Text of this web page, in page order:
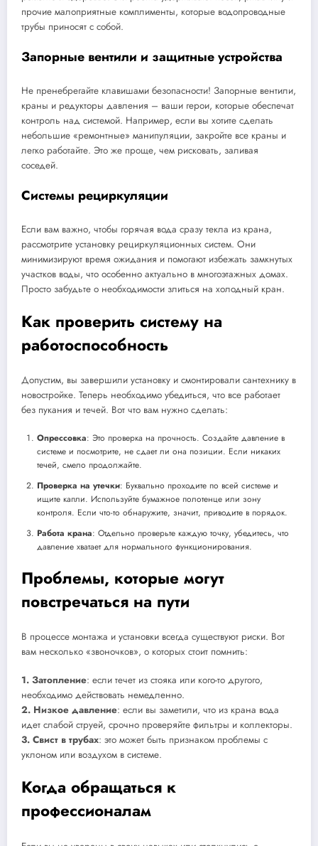
прочие малоприятные комплименты, которые водопроводные
трубы приносят с собой.
Запорные вентили и защитные устройства
Не пренебрегайте клавишами безопасности! Запорные вентили,
краны и редукторы давления – ваши герои, которые обеспечат
контроль над системой. Например, если вы хотите сделать
небольшие «ремонтные» манипуляции, закройте все краны и
легко работайте. Это же проще, чем рисковать, заливая
соседей.
Системы рециркуляции
Если вам важно, чтобы горячая вода сразу текла из крана,
рассмотрите установку рециркуляционных систем. Они
минимизируют время ожидания и помогают избежать замкнутых
участков воды, что особенно актуально в многоэтажных домах.
Просто забудьте о необходимости злиться на холодный кран.
Как проверить систему на
работоспособность
Допустим, вы завершили установку и смонтировали сантехнику в
новостройке. Теперь необходимо убедиться, что все работает
без пукания и течей. Вот что вам нужно сделать:
Опрессовка: Это проверка на прочность. Создайте давление в
системе и посмотрите, не сдает ли она позиции. Если никаких
течей, смело продолжайте.
Проверка на утечки: Буквально проходите по всей системе и
ищите капли. Используйте бумажное полотенце или зону
контроля. Если что-то обнаружите, значит, приводите в порядок.
Работа крана: Отдельно проверьте каждую точку, убедитесь, что
давление хватает для нормального функционирования.
Проблемы, которые могут
повстречаться на пути
В процессе монтажа и установки всегда существуют риски. Вот
вам несколько «звоночков», о которых стоит помнить:
1. Затопление: если течет из стояка или кого-то другого,
необходимо действовать немедленно.
2. Низкое давление: если вы заметили, что из крана вода
идет слабой струей, срочно проверяйте фильтры и коллекторы.
3. Свист в трубах: это может быть признаком проблемы с
уклоном или воздухом в системе.
Когда обращаться к
профессионалам